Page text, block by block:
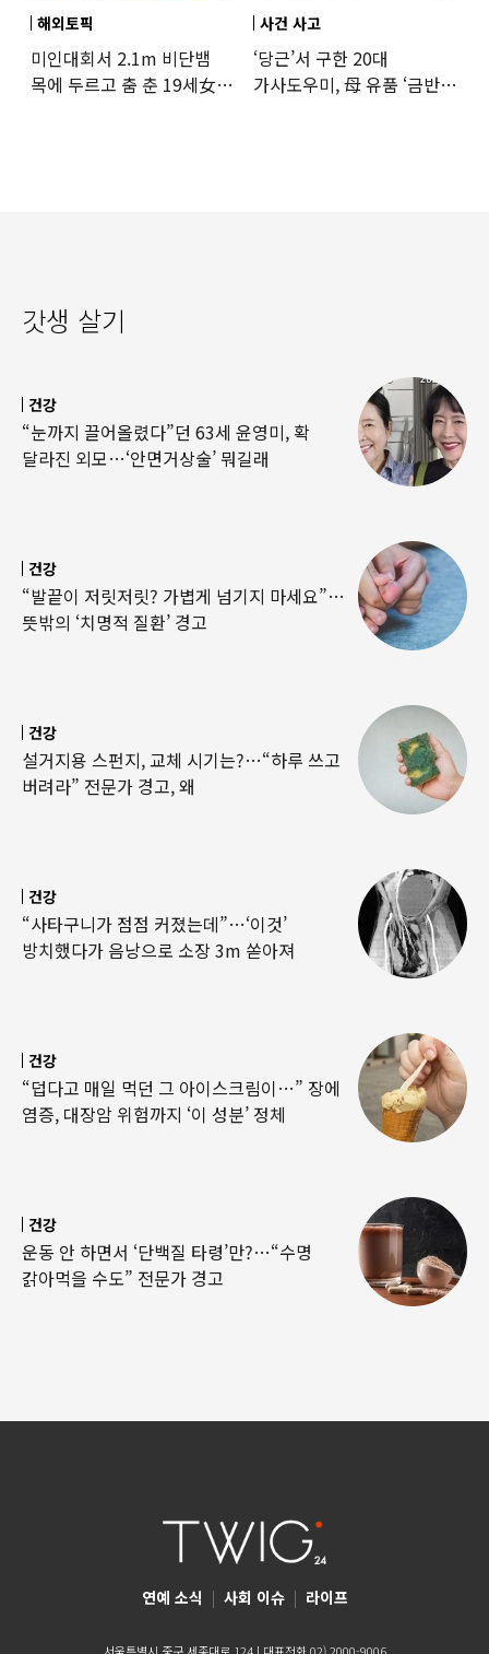
해외토픽
미인대회서 2.1m 비단뱀
목에 두르고 춤 춘 19세女
사건 사고
‘당근’서 구한 20대
가사도우미, 母 유품 ‘금반지
갓생 살기
건강
“눈까지 끌어올렸다”던 63세 윤영미, 확
달라진 외모…‘안면거상술’ 뭐길래
건강
“발끝이 저릿저릿? 가볍게 넘기지 마세요”…
뜻밖의 ‘치명적 질환’ 경고
건강
설거지용 스펀지, 교체 시기는?…“하루 쓰고
버려라” 전문가 경고, 왜
건강
“사타구니가 점점 커졌는데”…‘이것’
방치했다가 음낭으로 소장 3m 쏟아져
건강
“덥다고 매일 먹던 그 아이스크림이…” 장에
염증, 대장암 위험까지 ‘이 성분’ 정체
건강
운동 안 하면서 ‘단백질 타령’만?…“수명
갉아먹을 수도” 전문가 경고
연예 소식 | 사회 이슈 | 라이프